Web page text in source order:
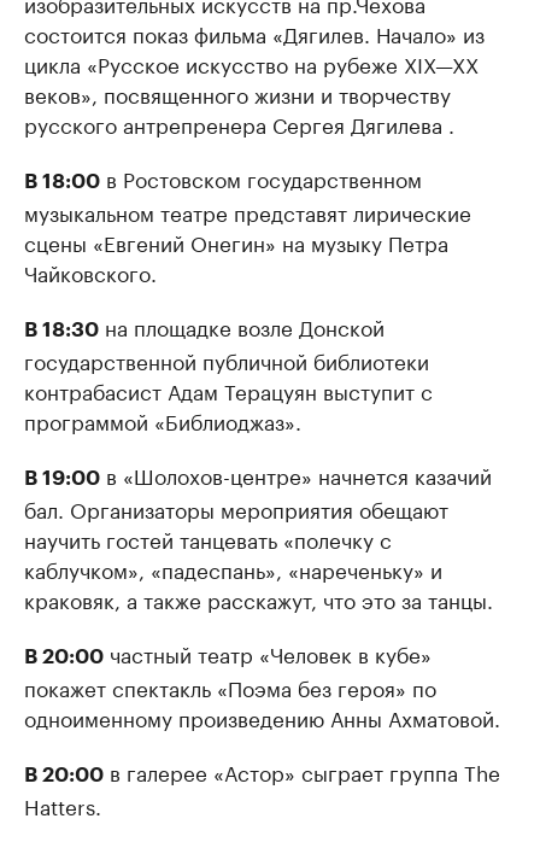
состоится показ фильма «Дягилев. Начало» из
цикла «Русское искусство на рубеже XIX—XX
веков», посвященного жизни и творчеству
русского антрепренера Сергея Дягилева .
В 18:00 в Ростовском государственном
музыкальном театре представят лирические
сцены «Евгений Онегин» на музыку Петра
Чайковского.
В 18:30 на площадке возле Донской
государственной публичной библиотеки
контрабасист Адам Терацуян выступит с
программой «Библиоджаз».
В 19:00 в «Шолохов-центре» начнется казачий
бал. Организаторы мероприятия обещают
научить гостей танцевать «полечку с
каблучком», «падеспань», «нареченьку» и
краковяк, а также расскажут, что это за танцы.
В 20:00 частный театр «Человек в кубе»
покажет спектакль «Поэма без героя» по
одноименному произведению Анны Ахматовой.
В 20:00 в галерее «Астор» сыграет группа The
Hatters.